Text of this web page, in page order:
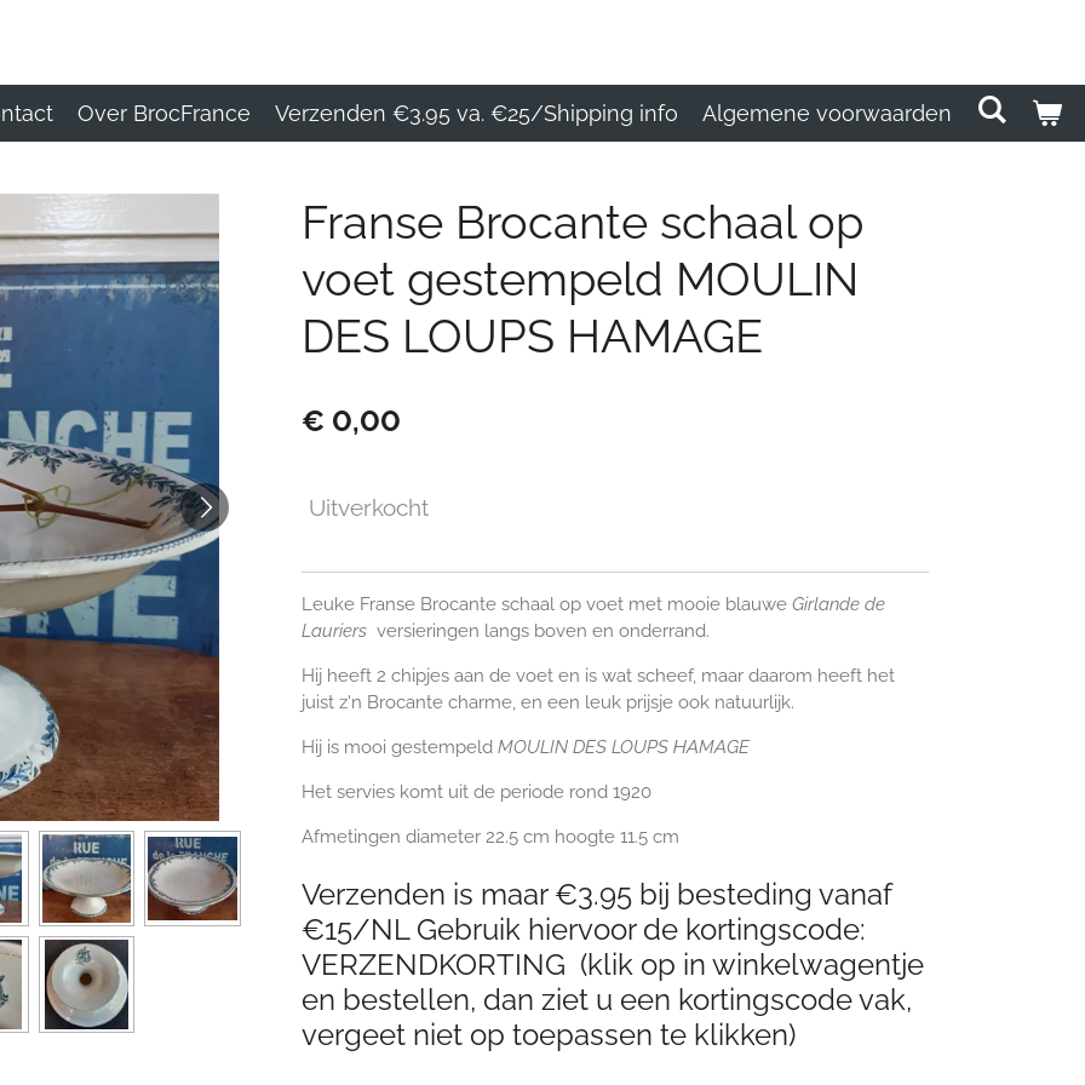
Over BrocFrance Verzenden €3.95 va. €25/Shipping info Algemene voorwaarden
Franse Brocante schaal op
voet gestempeld MOULIN
DES LOUPS HAMAGE
€ 0,00
Uitverkocht
Leuke Franse Brocante schaal op voet met mooie blauwe Girlande de
Lauriers versieringen langs boven en onderrand.
Hij heeft 2 chipjes aan de voet en is wat scheef, maar daarom heeft het
juist z'n Brocante charme, en een leuk prijsje ook natuurlijk.
Hij is mooi gestempeld MOULIN DES LOUPS HAMAGE
Het servies komt uit de periode rond 1920
Afmetingen diameter 22.5 cm hoogte 11.5 cm
Verzenden is maar €3.95 bij besteding vanaf
€15/NL Gebruik hiervoor de kortingscode:
VERZENDKORTING (klik op in winkelwagentje
en bestellen, dan ziet u een kortingscode vak,
vergeet niet op toepassen te klikken)